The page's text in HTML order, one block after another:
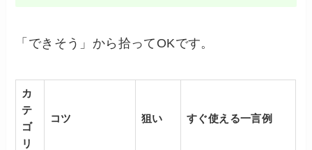
「できそう」から拾ってOKです。
カ
テ
ゴ
リ
コツ 狙い すぐ使える一言例